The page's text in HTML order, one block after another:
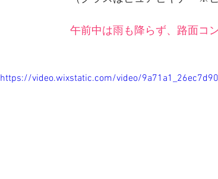
午前中は雨も降らず、路面コ
https://video.wixstatic.com/video/